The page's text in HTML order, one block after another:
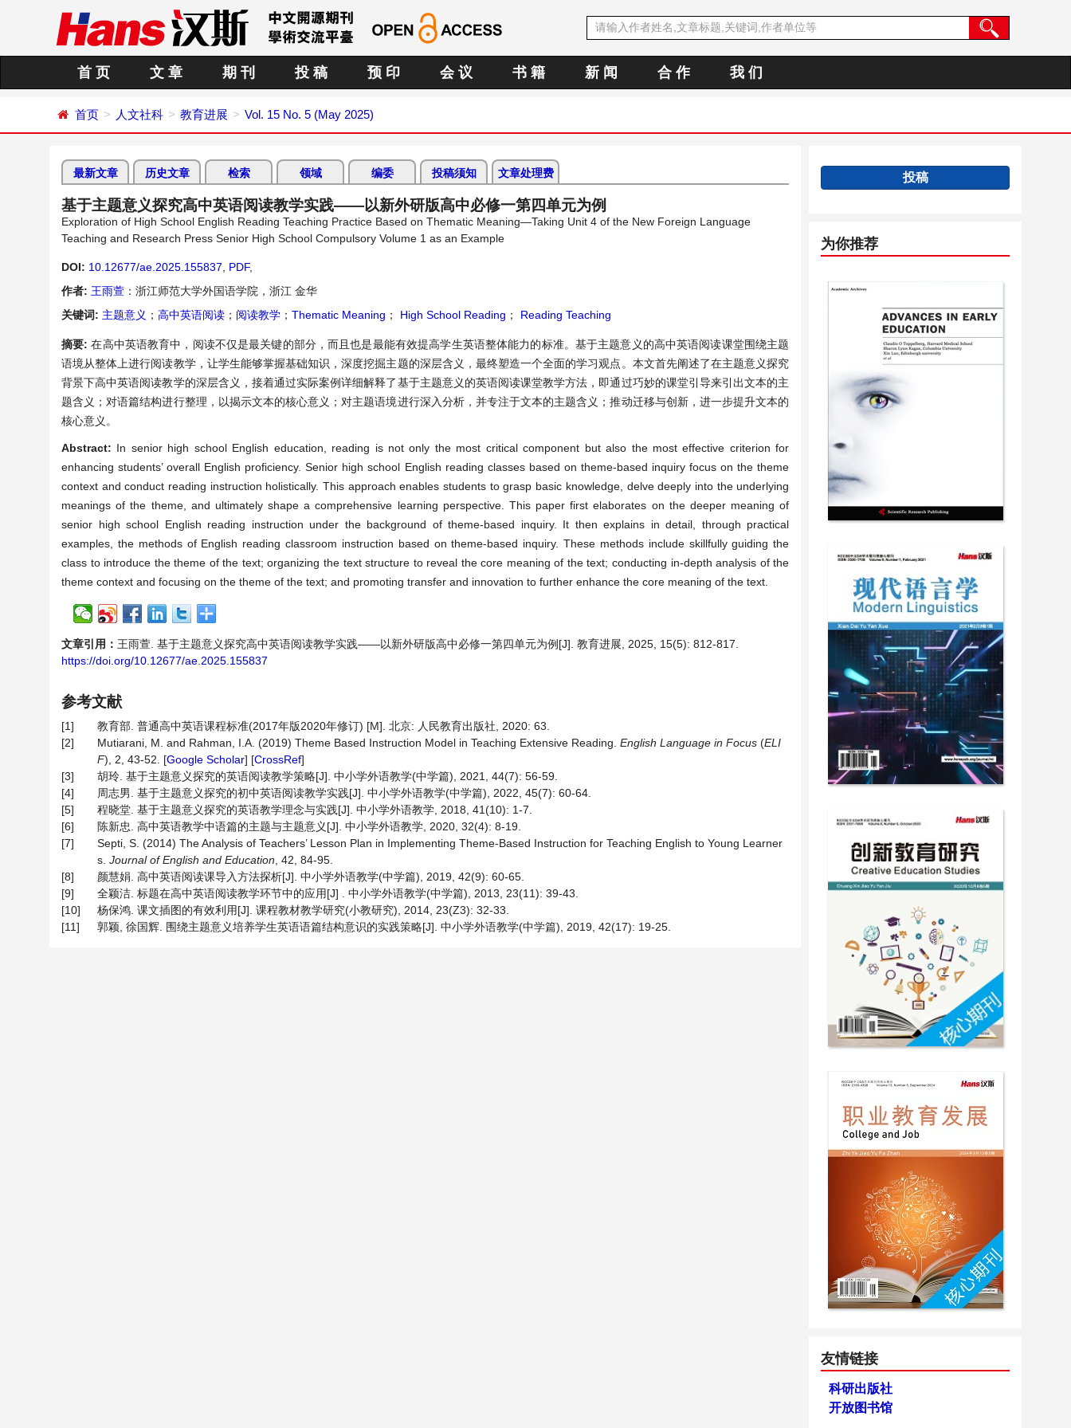
首 页 文 章 期 刊 投 稿 预 印 会 议 书 籍 新 闻 合 作 我 们
首页 人文社科 教育进展 Vol. 15 No. 5 (May 2025)
最新文章 历史文章 检索 领域 编委 投稿须知 文章处理费
基于主题意义探究高中英语阅读教学实践——以新外研版高中必修一第四单元为例
Exploration of High School English Reading Teaching Practice Based on Thematic Meaning—Taking Unit 4 of the New Foreign Language
Teaching and Research Press Senior High School Compulsory Volume 1 as an Example
DOI: 10.12677/ae.2025.155837 PDF,
作者: 王雨萱 ：浙江师范大学外国语学院，浙江 金华
关键词: 主题意义 ； 高中英语阅读 ； 阅读教学 ； Thematic Meaning ； High School Reading ； Reading Teaching
摘要:在高中英语教育中，阅读不仅是最关键的部分，而且也是最能有效提高学生英语整体能力的标准。基于主题意义的高中英语阅读课堂围绕主题
语境从整体上进行阅读教学，让学生能够掌握基础知识，深度挖掘主题的深层含义，最终塑造一个全面的学习观点。本文首先阐述了在主题意义探究
背景下高中英语阅读教学的深层含义，接着通过实际案例详细解释了基于主题意义的英语阅读课堂教学方法，即通过巧妙的课堂引导来引出文本的主
题含义；对语篇结构进行整理，以揭示文本的核心意义；对主题语境进行深入分析，并专注于文本的主题含义；推动迁移与创新，进一步提升文本的
核心意义。
Abstract: In senior high school English education, reading is not only the most critical component but also the most effective criterion for
enhancing students’ overall English proficiency. Senior high school English reading classes based on theme-based inquiry focus on the theme
context and conduct reading instruction holistically. This approach enables students to grasp basic knowledge, delve deeply into the underlying
meanings of the theme, and ultimately shape a comprehensive learning perspective. This paper first elaborates on the deeper meaning of
senior high school English reading instruction under the background of theme-based inquiry. It then explains in detail, through practical
examples, the methods of English reading classroom instruction based on theme-based inquiry. These methods include skillfully guiding the
class to introduce the theme of the text; organizing the text structure to reveal the core meaning of the text; conducting in-depth analysis of the
theme context and focusing on the theme of the text; and promoting transfer and innovation to further enhance the core meaning of the text.
文章引用： 王雨萱. 基于主题意义探究高中英语阅读教学实践——以新外研版高中必修一第四单元为例[J]. 教育进展, 2025, 15(5): 812-817.
https://doi.org/10.12677/ae.2025.155837
参考文献
[1]
教育部. 普通高中英语课程标准(2017年版2020年修订) [M]. 北京: 人民教育出版社, 2020: 63.
[2]
Mutiarani, M. and Rahman, I.A. (2019) Theme Based Instruction Model in Teaching Extensive Reading. English Language in Focus (ELI
F), 2, 43-52. [Google Scholar] [CrossRef]
[3]
胡玲. 基于主题意义探究的英语阅读教学策略[J]. 中小学外语教学(中学篇), 2021, 44(7): 56-59.
[4]
周志男. 基于主题意义探究的初中英语阅读教学实践[J]. 中小学外语教学(中学篇), 2022, 45(7): 60-64.
[5]
程晓堂. 基于主题意义探究的英语教学理念与实践[J]. 中小学外语教学, 2018, 41(10): 1-7.
[6]
陈新忠. 高中英语教学中语篇的主题与主题意义[J]. 中小学外语教学, 2020, 32(4): 8-19.
[7]
Septi, S. (2014) The Analysis of Teachers’ Lesson Plan in Implementing Theme-Based Instruction for Teaching English to Young Learner
s. Journal of English and Education , 42, 84-95.
[8]
颜慧娟. 高中英语阅读课导入方法探析[J]. 中小学外语教学(中学篇), 2019, 42(9): 60-65.
[9]
全颖洁. 标题在高中英语阅读教学环节中的应用[J] . 中小学外语教学(中学篇), 2013, 23(11): 39-43.
[10]
杨保鸿. 课文插图的有效利用[J]. 课程教材教学研究(小教研究), 2014, 23(Z3): 32-33.
[11]
郭颖, 徐国辉. 围绕主题意义培养学生英语语篇结构意识的实践策略[J]. 中小学外语教学(中学篇), 2019, 42(17): 19-25.
投稿
为你推荐
友情链接
科研出版社
开放图书馆